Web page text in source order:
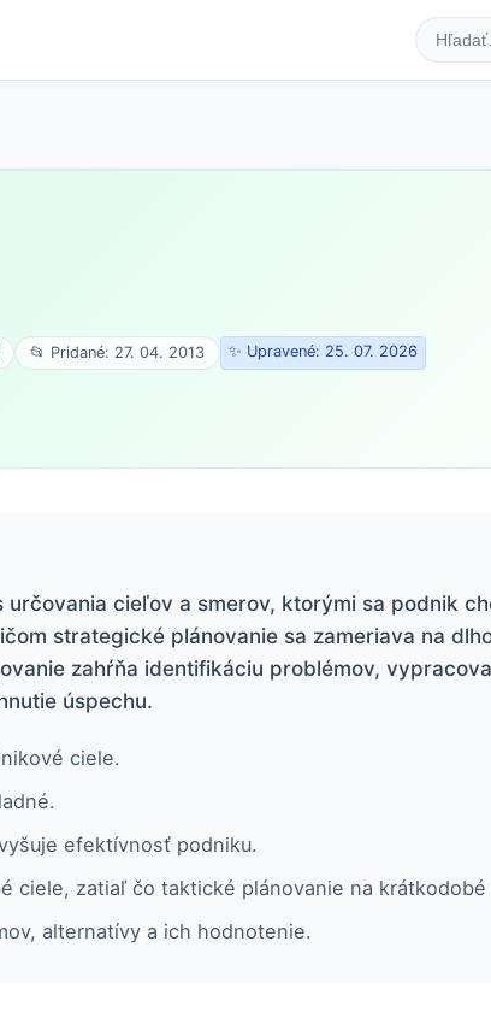
📂 Pridané: 27. 04. 2013 ✨ Upravené: 25. 07. 2026
cieľov a smerov, ktorými sa podnik
strategické plánovanie sa zameriava na
zahŕňa identifikáciu problémov,
úspechu.
ciele.
efektívnosť podniku.
ciele, zatiaľ čo taktické plánovanie na
alternatívy a ich hodnotenie.